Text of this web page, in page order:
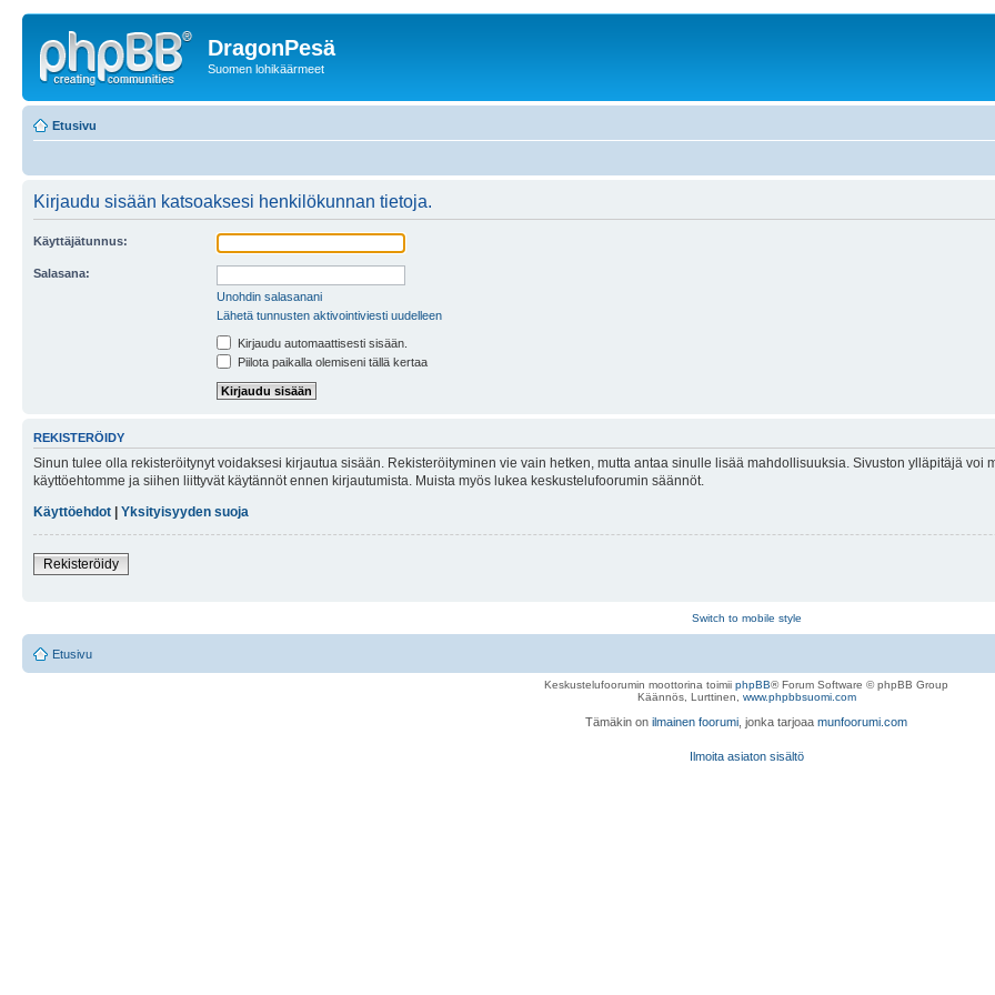
DragonPesä
Suomen lohikäärmeet
Etusivu
Kirjaudu sisään katsoaksesi henkilökunnan tietoja.
Käyttäjätunnus:
Salasana:
Unohdin salasanani
Lähetä tunnusten aktivointiviesti uudelleen
Kirjaudu automaattisesti sisään.
Piilota paikalla olemiseni tällä kertaa
REKISTERÖIDY
Sinun tulee olla rekisteröitynyt voidaksesi kirjautua sisään. Rekisteröityminen vie vain hetken, mutta antaa sinulle lisää mahdollisuuksia. Sivuston ylläpitäjä
käyttöehtomme ja siihen liittyvät käytännöt ennen kirjautumista. Muista myös lukea keskustelufoorumin säännöt.
Käyttöehdot
Yksityisyyden suoja
Rekisteröidy
Switch to mobile style
Etusivu
Keskustelufoorumin moottorina toimii phpBB® Forum Software © phpBB Group
Käännös, Lurttinen, www.phpbbsuomi.com
Tämäkin on ilmainen foorumi , jonka tarjoaa munfoorumi.com
Ilmoita asiaton sisältö